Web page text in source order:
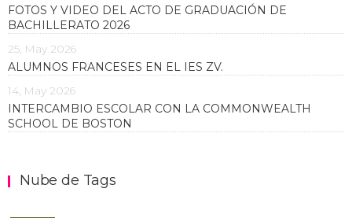
FOTOS Y VIDEO DEL ACTO DE GRADUACIÓN DE
BACHILLERATO 2026
25, May 2026
ALUMNOS FRANCESES EN EL IES ZV.
14, May 2026
INTERCAMBIO ESCOLAR CON LA COMMONWEALTH
SCHOOL DE BOSTON
Nube de Tags